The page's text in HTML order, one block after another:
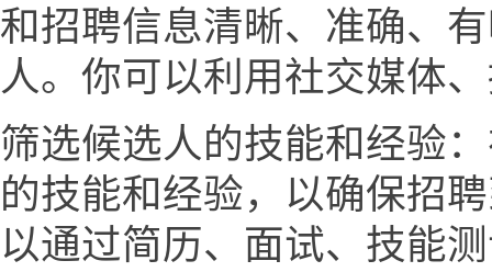
和招聘信息清晰、准确、
人。你可以利用社交媒体
筛选候选人的技能和经验
的技能和经验，以确保招
以通过简历、面试、技能